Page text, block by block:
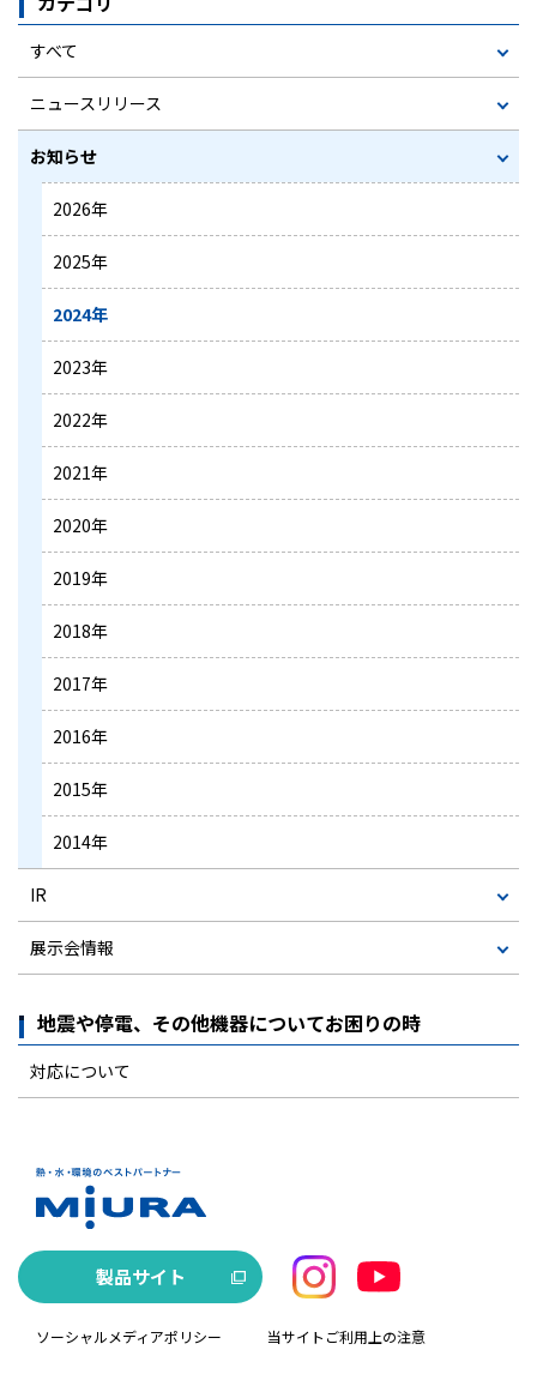
すべて
ニュースリリース
お知らせ
2026年
2025年
2024年
2023年
2022年
2021年
2020年
2019年
2018年
2017年
2016年
2015年
2014年
IR
展示会情報
地震や停電、その他機器についてお困りの時
対応について
製品サイト
ソーシャルメディアポリシー 当サイトご利用上の注意